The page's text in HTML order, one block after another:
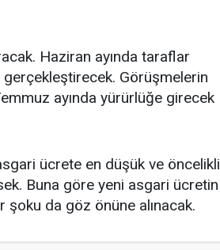
Haziran ayında taraflar
Görüşmelerin
ayında yürürlüğe girecek
ücrete en düşük ve öncelikli
Buna göre yeni asgari ücretin
şoku da göz önüne alınacak.